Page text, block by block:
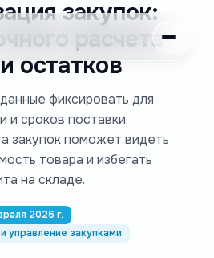
закупок:
расчета
остатков
фиксировать для
и сроков поставки.
закупок поможет видеть
товара и избегать
на складе.
2026 г.
управление закупками